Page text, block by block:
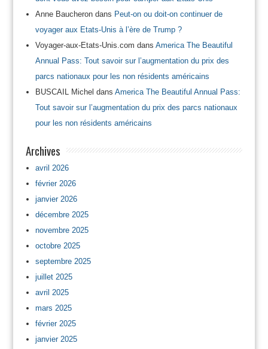
Anne Baucherondans Peut-on ou doit-on continuer de
voyager aux Etats-Unis à l’ère de Trump ?
Voyager-aux-Etats-Unis.com dans America The Beautiful
Annual Pass: Tout savoir sur l’augmentation du prix des
parcs nationaux pour les non résidents américains
BUSCAIL Michel dans America The Beautiful Annual Pass:
Tout savoir sur l’augmentation du prix des parcs nationaux
pour les non résidents américains
Archives
avril 2026
février 2026
janvier 2026
décembre 2025
novembre 2025
octobre 2025
septembre 2025
juillet 2025
avril 2025
mars 2025
février 2025
janvier 2025